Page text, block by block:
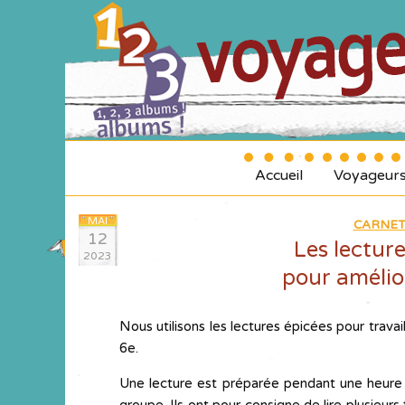
Accueil
MAI
12
2023
Les
pour
Nous utilisons les lectures épicées pour
6e.
Une lecture est préparée pendant une